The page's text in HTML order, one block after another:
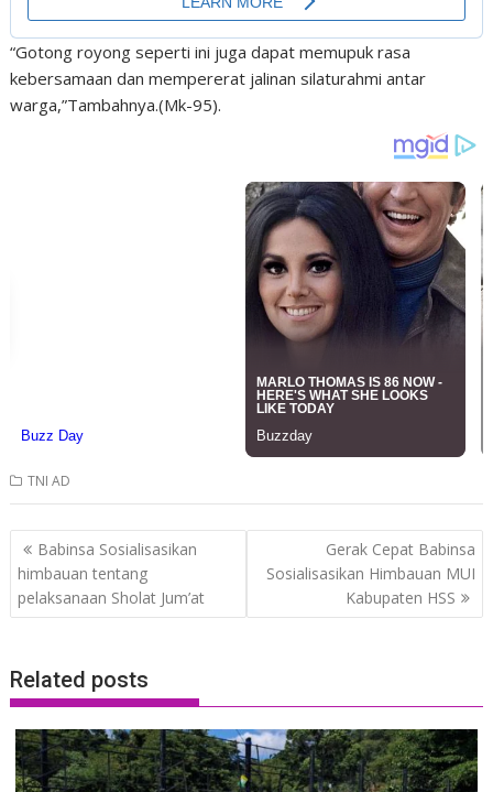
“Gotong royong seperti ini juga dapat memupuk rasa
kebersamaan dan mempererat jalinan silaturahmi antar
warga,”Tambahnya.(Mk-95).
TNI AD
Post
navigation
Babinsa Sosialisasikan
himbauan tentang
pelaksanaan Sholat Jum’at
Gerak Cepat Babinsa
Sosialisasikan Himbauan MUI
Kabupaten HSS
Related posts